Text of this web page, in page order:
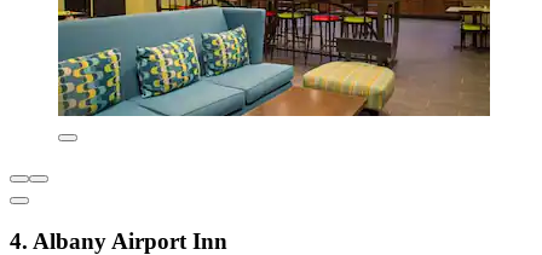
4. Albany Airport Inn